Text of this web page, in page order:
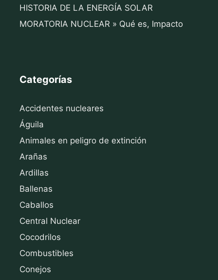
HISTORIA DE LA ENERGÍA SOLAR
MORATORIA NUCLEAR » Qué es, Impacto
Categorías
Accidentes nucleares
Águila
Animales en peligro de extinción
Arañas
Ardillas
Ballenas
Caballos
Central Nuclear
Cocodrilos
Combustibles
Conejos